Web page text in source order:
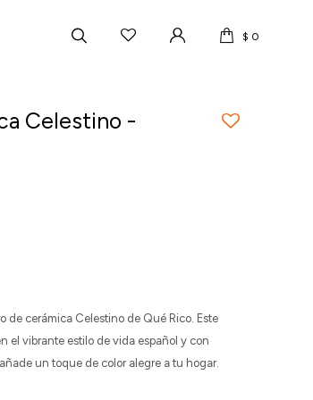
$ 0
Celestino -
de cerámica Celestino de Qué Rico. Este
el vibrante estilo de vida español y con
un toque de color alegre a tu hogar.